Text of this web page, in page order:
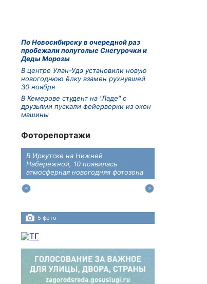
По Новосибирску в очередной раз
пробежали полуголые Снегурочки и
Деды Морозы
В центре Улан-Удэ установили новую
новогоднюю ёлку взамен рухнувшей
30 ноября
В Кемерове студент на "Ладе" с
друзьями пускали фейерверки из окон
машины
Фоторепортажи
В Иркутске на Нижней
Набережной, 10 появилась
атмосферная новогодняя фотозона
5 фото